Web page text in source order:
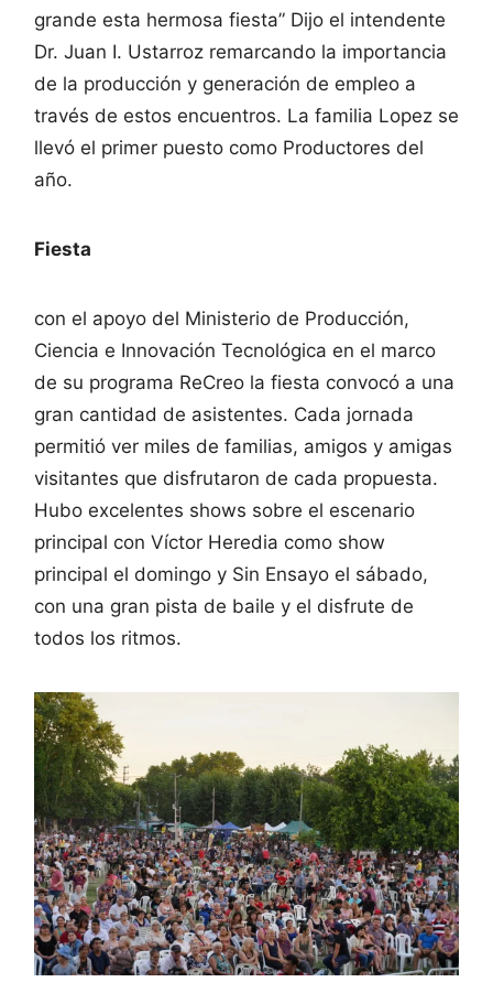
grande esta hermosa fiesta” Dijo el intendente
Dr. Juan I. Ustarroz remarcando la importancia
de la producción y generación de empleo a
través de estos encuentros. La familia Lopez se
llevó el primer puesto como Productores del
año.
Fiesta
con el apoyo del Ministerio de Producción,
Ciencia e Innovación Tecnológica en el marco
de su programa ReCreo la fiesta convocó a una
gran cantidad de asistentes. Cada jornada
permitió ver miles de familias, amigos y amigas
visitantes que disfrutaron de cada propuesta.
Hubo excelentes shows sobre el escenario
principal con Víctor Heredia como show
principal el domingo y Sin Ensayo el sábado,
con una gran pista de baile y el disfrute de
todos los ritmos.